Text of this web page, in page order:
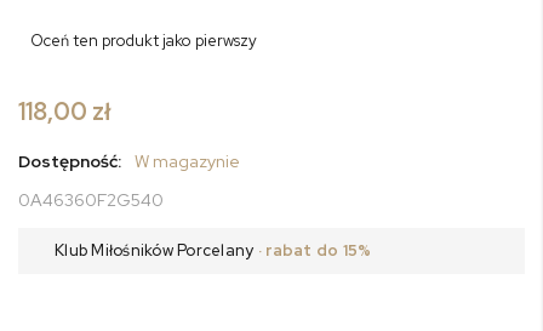
Oceń ten produkt jako pierwszy
118,00 zł
Dostępność:
W magazynie
0A46360F2G540
Klub Miłośników Porcelany · rabat do 15%